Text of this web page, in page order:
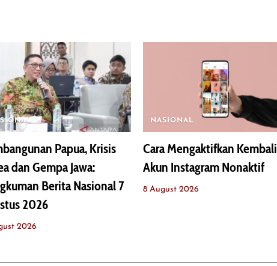
Papua, Krisis
dan Gempa Jawa:
Berita Nasional 7
2026
2026
NASIONAL
Cara Mengaktifkan Kembali
Akun Instagram Nonaktif
8 August 2026